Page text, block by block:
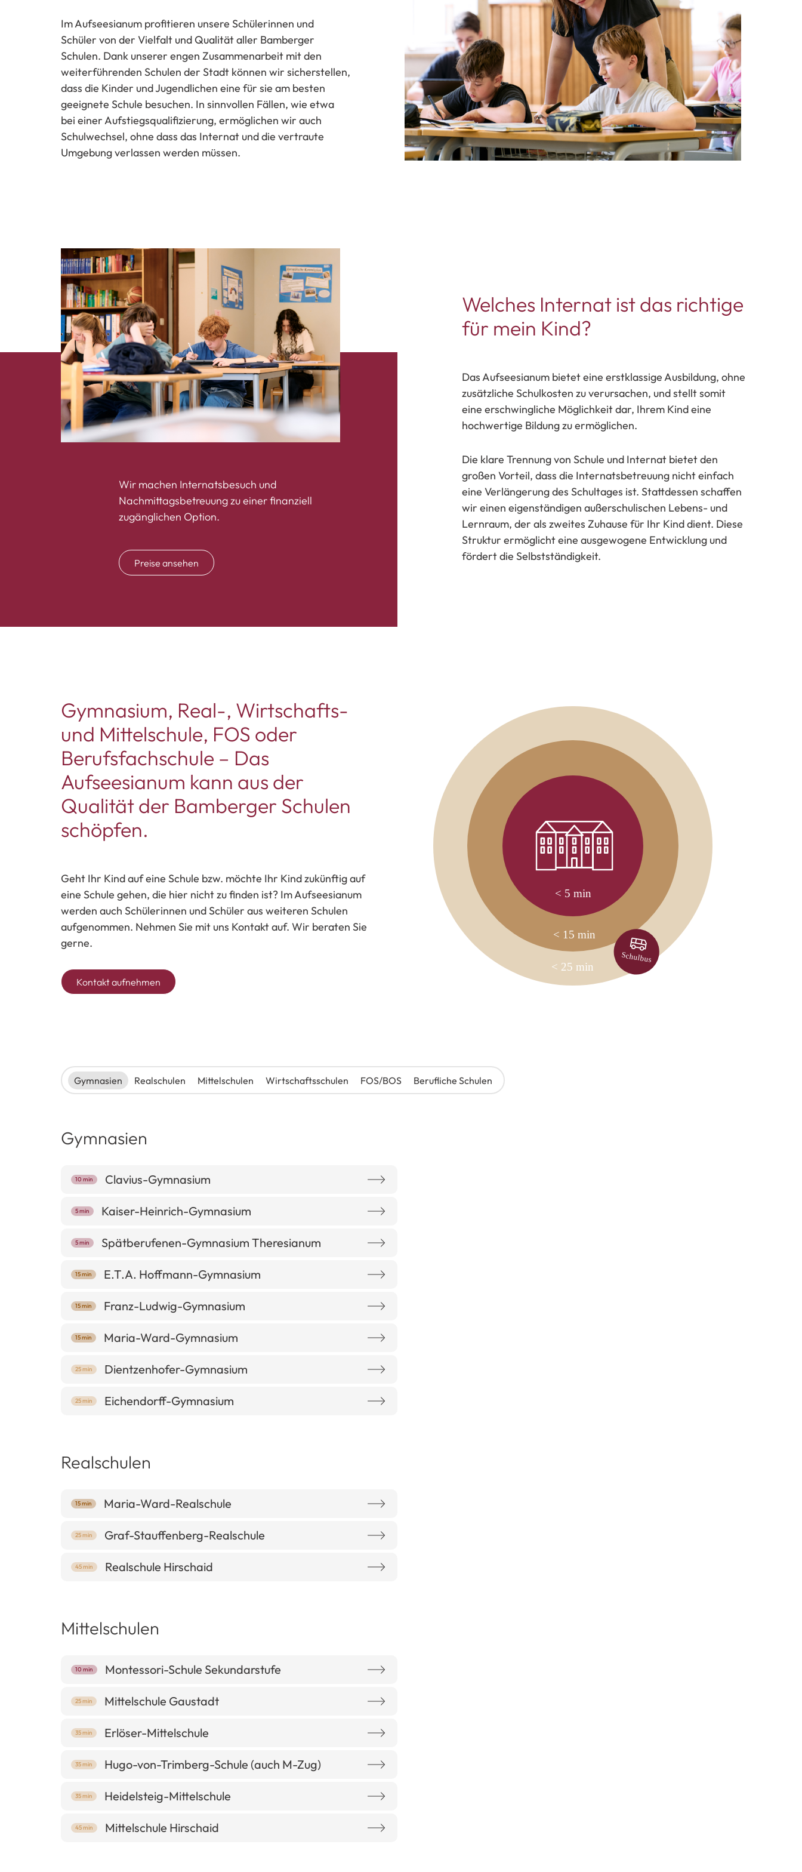
Im Aufseesianum profitieren unsere Schülerinnen und
Schüler von der Vielfalt und Qualität aller Bamberger
Schulen. Dank unserer engen Zusammenarbeit mit den
weiterführenden Schulen der Stadt können wir sicherstellen,
dass die Kinder und Jugendlichen eine für sie am besten
geeignete Schule besuchen. In sinnvollen Fällen, wie etwa
bei einer Aufstiegsqualifizierung, ermöglichen wir auch
Schulwechsel, ohne dass das Internat und die vertraute
Umgebung verlassen werden müssen.
Wir machen Internatsbesuch und
Nachmittagsbetreuung zu einer finanziell
zugänglichen Option.
Preise ansehen
Welches Internat ist das richtige
für mein Kind?
Das Aufseesianum bietet eine erstklassige Ausbildung, ohne
zusätzliche Schulkosten zu verursachen, und stellt somit
eine erschwingliche Möglichkeit dar, Ihrem Kind eine
hochwertige Bildung zu ermöglichen.
Die klare Trennung von Schule und Internat bietet den
großen Vorteil, dass die Internatsbetreuung nicht einfach
eine Verlängerung des Schultages ist. Stattdessen schaffen
wir einen eigenständigen außerschulischen Lebens- und
Lernraum, der als zweites Zuhause für Ihr Kind dient. Diese
Struktur ermöglicht eine ausgewogene Entwicklung und
fördert die Selbstständigkeit.
Gymnasium, Real-, Wirtschafts-
und Mittelschule, FOS oder
Berufsfachschule – Das
Aufseesianum kann aus der
Qualität der Bamberger Schulen
schöpfen.
Geht Ihr Kind auf eine Schule bzw. möchte Ihr Kind zukünftig auf
eine Schule gehen, die hier nicht zu finden ist? Im Aufseesianum
werden auch Schülerinnen und Schüler aus weiteren Schulen
aufgenommen. Nehmen Sie mit uns Kontakt auf. Wir beraten Sie
gerne.
Kontakt aufnehmen
Gymnasien Realschulen Mittelschulen Wirtschaftsschulen FOS/BOS Berufliche Schulen
Gymnasien
10 min Clavius-Gymnasium
5 min Kaiser-Heinrich-Gymnasium
5 min Spätberufenen-Gymnasium Theresianum
15 min E.T.A. Hoffmann-Gymnasium
15 min Franz-Ludwig-Gymnasium
15 min Maria-Ward-Gymnasium
25 min Dientzenhofer-Gymnasium
25 min Eichendorff-Gymnasium
Realschulen
15 min Maria-Ward-Realschule
25 min Graf-Stauffenberg-Realschule
45 min Realschule Hirschaid
Mittelschulen
10 min Montessori-Schule Sekundarstufe
25 min Mittelschule Gaustadt
35 min Erlöser-Mittelschule
35 min Hugo-von-Trimberg-Schule (auch M-Zug)
35 min Heidelsteig-Mittelschule
45 min Mittelschule Hirschaid